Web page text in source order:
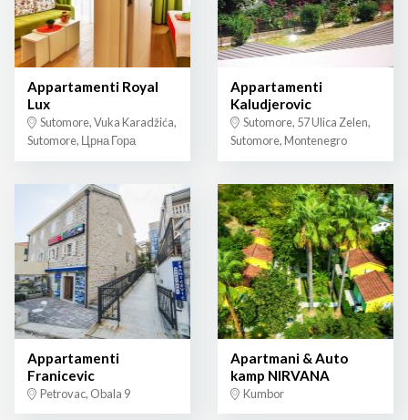
Appartamenti Royal
Lux
Sutomore, Vuka Karadžića,
Sutomore, Црна Гора
Appartamenti
Kaludjerovic
Sutomore, 57 Ulica Zelen,
Sutomore, Montenegro
Appartamenti
Franicevic
Petrovac, Obala 9
Apartmani & Auto
kamp NIRVANA
Kumbor